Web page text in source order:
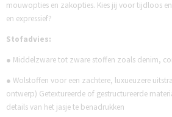
mouwopties en zakopties. Kies jij voor tijdloos
en expressief?
Stofadvies:
● Middelzware tot zware stoffen zoals denim,
● Wolstoffen voor een zachtere, luxueuzere
ontwerp) Getextureerde of gestructureerde
details van het jasje te benadrukken